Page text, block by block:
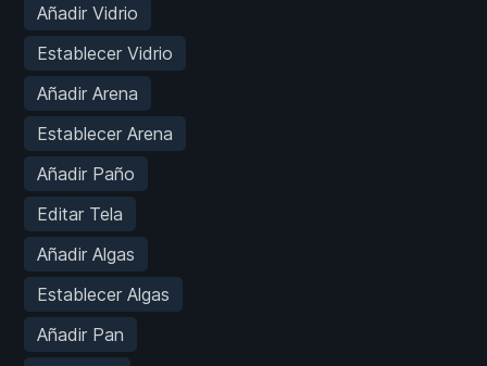
Añadir Vidrio
Establecer Vidrio
Añadir Arena
Establecer Arena
Añadir Paño
Editar Tela
Añadir Algas
Establecer Algas
Añadir Pan